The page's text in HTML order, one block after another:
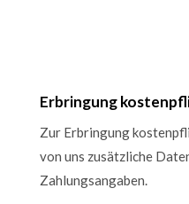
Erbringung
Zur Erbringung
von uns zusätzliche
Zahlungsangaben.